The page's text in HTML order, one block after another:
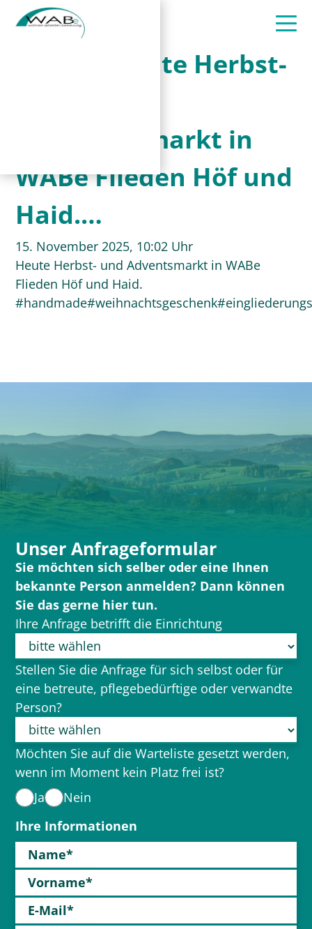
Heute Herbst-
Adventsmarkt in
WABe Flieden Höf und
Haid.…
15. November 2025, 10:02 Uhr
Heute Herbst- und Adventsmarkt in WABe
Flieden Höf und Haid.
Unser Anfrageformular
Sie möchten sich selber oder eine Ihnen
bekannte Person anmelden? Dann können
Sie das gerne hier tun.
Ihre Anfrage betrifft die Einrichtung
Stellen Sie die Anfrage für sich selbst oder für
eine betreute, pflegebedürftige oder verwandte
Person?
Möchten Sie auf die Warteliste gesetzt werden,
wenn im Moment kein Platz frei ist?
Ja
Nein
Ihre Informationen
Name*
Vorname*
E-Mail*